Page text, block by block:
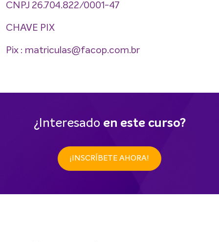
CNPJ 26.704.822/0001-47
CHAVE PIX
Pix : matriculas@facop.com.br
¿Interesado en este curso?
¡INSCRÍBETE AHORA!